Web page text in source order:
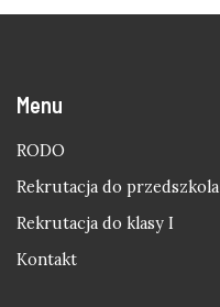
Menu
RODO
Rekrutacja do przedszkola
Rekrutacja do klasy I
Kontakt